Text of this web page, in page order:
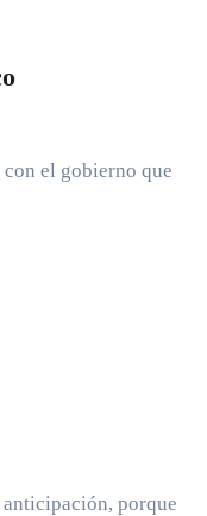
con el gobierno que
porque